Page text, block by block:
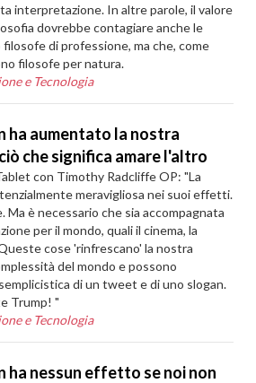
interpretazione. In altre parole, il valore
dovrebbe contagiare anche le
di professione, ma che, come
filosofe per natura.
e Tecnologia
ha aumentato la nostra
che significa amare l'altro
con Timothy Radcliffe OP: "La
meravigliosa nei suoi effetti.
è necessario che sia accompagnata
per il mondo, quali il cinema, la
cose 'rinfrescano' la nostra
del mondo e possono
di un tweet e di uno slogan.
Trump! "
e Tecnologia
ha nessun effetto se noi non